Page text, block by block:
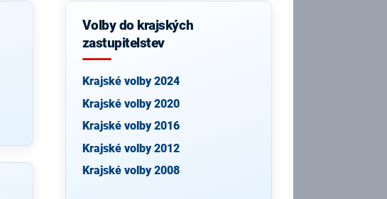
Volby do krajských
zastupitelstev
Krajské volby 2024
Krajské volby 2020
Krajské volby 2016
Krajské volby 2012
Krajské volby 2008